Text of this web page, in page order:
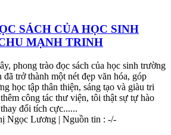
SÁCH CỦA HỌC SINH
MẠNH TRINH
phong trào đọc sách của học sinh trường
đã trở thành một nét đẹp văn hóa, góp
học tập thân thiện, sáng tạo và giàu tri
công tác thư viện, tôi thật sự tự hào
đổi tích cực......
Ngọc Lương | Nguồn tin : -/-